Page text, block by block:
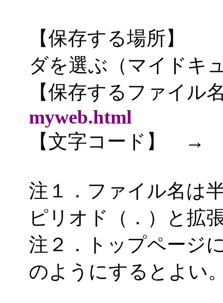
【保存する場所
ダを選ぶ（マイドキ
【保存するファ
myweb.html
【文字コード】 →
注１．ファイル名は
ピリオド（．）と拡
注２．トップペー
のようにするとよい